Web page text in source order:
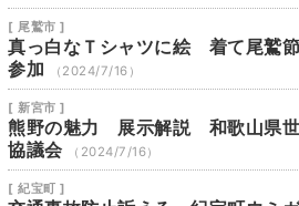
[ 尾鷲市 ]
真っ白なＴシャツに絵 着て尾鷲
参加
（2024/7/16）
[ 新宮市 ]
熊野の魅力 展示解説 和歌山県世
協議会
（2024/7/16）
[ 紀宝町 ]